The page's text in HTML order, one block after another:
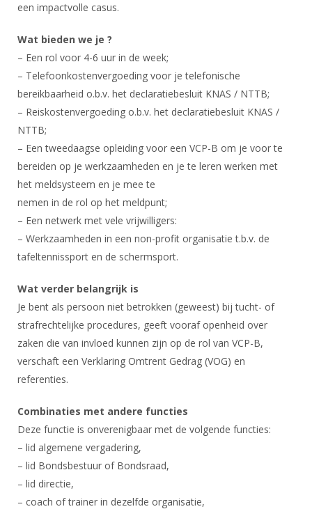
een impactvolle casus.
Wat bieden we je ?
– Een rol voor 4-6 uur in de week;
– Telefoonkostenvergoeding voor je telefonische
bereikbaarheid o.b.v. het declaratiebesluit KNAS / NTTB;
– Reiskostenvergoeding o.b.v. het declaratiebesluit KNAS /
NTTB;
– Een tweedaagse opleiding voor een VCP-B om je voor te
bereiden op je werkzaamheden en je te leren werken met
het meldsysteem en je mee te
nemen in de rol op het meldpunt;
– Een netwerk met vele vrijwilligers:
– Werkzaamheden in een non-profit organisatie t.b.v. de
tafeltennissport en de schermsport.
Wat verder belangrijk is
Je bent als persoon niet betrokken (geweest) bij tucht- of
strafrechtelijke procedures, geeft vooraf openheid over
zaken die van invloed kunnen zijn op de rol van VCP-B,
verschaft een Verklaring Omtrent Gedrag (VOG) en
referenties.
Combinaties met andere functies
Deze functie is onverenigbaar met de volgende functies:
– lid algemene vergadering,
– lid Bondsbestuur of Bondsraad,
– lid directie,
– coach of trainer in dezelfde organisatie,